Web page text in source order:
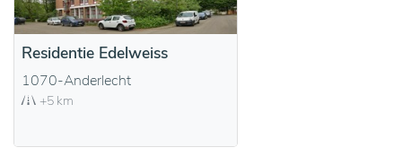
Residentie Edelweiss
1070-Anderlecht
+5 km